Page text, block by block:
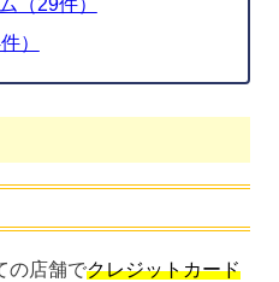
（29件）
）
の店舗でクレジットカード